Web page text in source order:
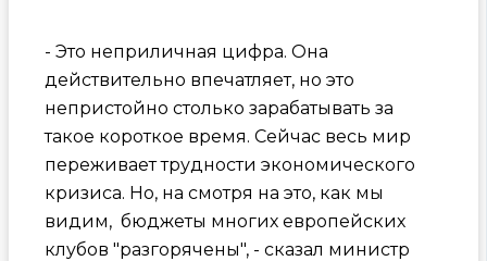
- Это неприличная цифра. Она
действительно впечатляет, но это
непристойно столько зарабатывать за
такое короткое время. Сейчас весь мир
переживает трудности экономического
кризиса. Но, на смотря на это, как мы
видим, бюджеты многих европейских
клубов "разгорячены", - сказал министр